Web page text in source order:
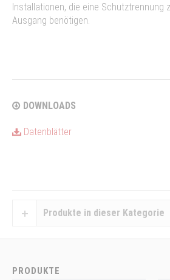
Installationen, die eine Schutztrennung
Ausgang benötigen.
DOWNLOADS
Datenblätter
Produkte in dieser Kategorie
PRODUKTE